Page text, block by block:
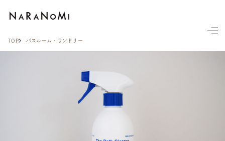
TOP バスルーム・ランドリー